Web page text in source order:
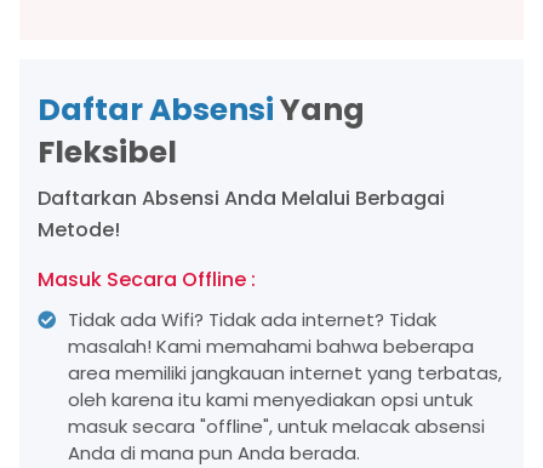
Daftar AbsensiYang
Fleksibel
Daftarkan Absensi Anda Melalui Berbagai
Metode!
Masuk Secara Offline :
Tidak ada Wifi? Tidak ada internet? Tidak
masalah! Kami memahami bahwa beberapa
area memiliki jangkauan internet yang terbatas,
oleh karena itu kami menyediakan opsi untuk
masuk secara "offline", untuk melacak absensi
Anda di mana pun Anda berada.